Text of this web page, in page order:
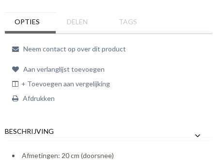
OPTIES DELEN TAGS
Neem contact op over dit product
Aan verlanglijst toevoegen
+ Toevoegen aan vergelijking
Afdrukken
BESCHRIJVING
Afmetingen: 20 cm (doorsnee)